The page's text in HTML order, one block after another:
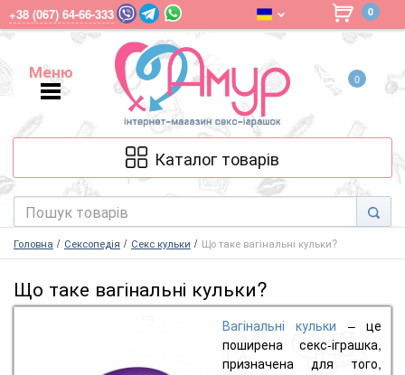
+38 (067) 64-66-333 0
Меню
Меню
0
Каталог товарів
Головна Сексопедія Секс кульки Що таке вагінальні кульки?
Що таке вагінальні кульки?
Вагінальні кульки – це
поширена секс-іграшка,
призначена для того,